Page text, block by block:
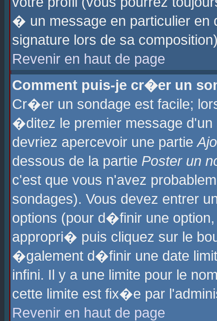
� un message en particulier
signature lors de sa
Revenir en haut de page
Comment puis-je cr�er un
Cr�er un sondage est facile;
�ditez le premier message
devriez apercevoir une partie
dessous de la partie Poster un
c'est que vous n'avez
sondages). Vous devez entrer
options (pour d�finir une
appropri� puis cliquez sur le
�galement d�finir une date
infini. Il y a une limite pour le
cette limite est fix�e par
Revenir en haut de page